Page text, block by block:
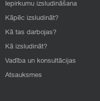
Iepirkumu izsludināšana
Kāpēc izsludināt?
Kā tas darbojas?
Kā izsludināt?
Vadība un konsultācijas
Atsauksmes